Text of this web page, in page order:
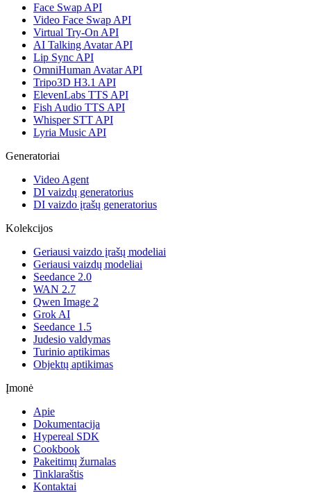
Face Swap API
Video Face Swap API
Virtual Try-On API
AI Talking Avatar API
Lip Sync API
OmniHuman Avatar API
Tripo3D H3.1 API
ElevenLabs TTS API
Fish Audio TTS API
Whisper STT API
Lyria Music API
Generatoriai
Video Agent
DI vaizdų generatorius
DI vaizdo įrašų generatorius
Kolekcijos
Geriausi vaizdo įrašų modeliai
Geriausi vaizdų modeliai
Seedance 2.0
WAN 2.7
Qwen Image 2
Grok AI
Seedance 1.5
Judesio valdymas
Turinio aptikimas
Objektų aptikimas
Įmonė
Apie
Dokumentacija
Hypereal SDK
Cookbook
Pakeitimų žurnalas
Tinklaraštis
Kontaktai